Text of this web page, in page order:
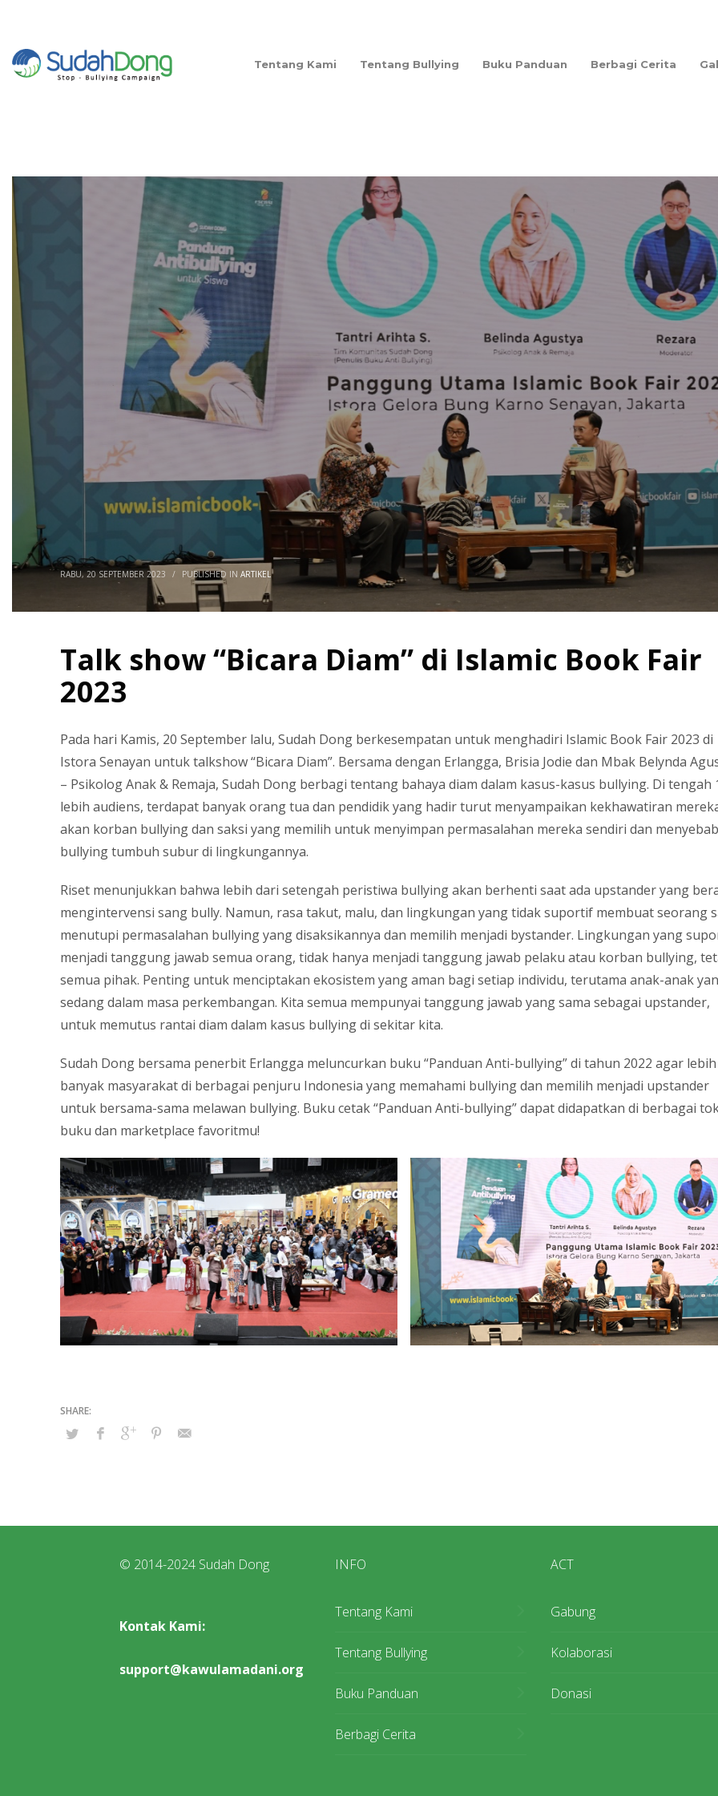
Tentang Kami Tentang Bullying Buku Panduan Berbagi Cerita
RABU, 20 SEPTEMBER 2023 / PUBLISHED IN ARTIKEL
Talk show “Bicara Diam” di Islamic Book Fair
2023
Pada hari Kamis, 20 September lalu, Sudah Dong berkesempatan untuk menghadiri Islamic Book Fair 2023 di
Istora Senayan untuk talkshow “Bicara Diam”. Bersama dengan Erlangga, Brisia Jodie dan Mbak Belynda
– Psikolog Anak & Remaja, Sudah Dong berbagi tentang bahaya diam dalam kasus-kasus bullying. Di tengah
lebih audiens, terdapat banyak orang tua dan pendidik yang hadir turut menyampaikan kekhawatiran
akan korban bullying dan saksi yang memilih untuk menyimpan permasalahan mereka sendiri dan
bullying tumbuh subur di lingkungannya.
Riset menunjukkan bahwa lebih dari setengah peristiwa bullying akan berhenti saat ada upstander yang
mengintervensi sang bully. Namun, rasa takut, malu, dan lingkungan yang tidak suportif membuat seorang
menutupi permasalahan bullying yang disaksikannya dan memilih menjadi bystander. Lingkungan yang
menjadi tanggung jawab semua orang, tidak hanya menjadi tanggung jawab pelaku atau korban bullying,
semua pihak. Penting untuk menciptakan ekosistem yang aman bagi setiap individu, terutama anak-anak
sedang dalam masa perkembangan. Kita semua mempunyai tanggung jawab yang sama sebagai upstander,
untuk memutus rantai diam dalam kasus bullying di sekitar kita.
Sudah Dong bersama penerbit Erlangga meluncurkan buku “Panduan Anti-bullying” di tahun 2022 agar lebih
banyak masyarakat di berbagai penjuru Indonesia yang memahami bullying dan memilih menjadi upstander
untuk bersama-sama melawan bullying. Buku cetak “Panduan Anti-bullying” dapat didapatkan di berbagai
buku dan marketplace favoritmu!
© 2014-2024 Sudah Dong
Kontak Kami:
support@kawulamadani.org
INFO
Tentang Kami
Tentang Bullying
Buku Panduan
Berbagi Cerita
ACT
Gabung
Kolaborasi
Donasi